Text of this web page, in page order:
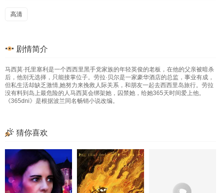
高清
剧情简介
马西莫·托里塞利是一个西西里黑手党家族的年轻英俊的老板，在他的父亲被暗杀
后，他别无选择，只能接掌位子。劳拉·贝尔是一家豪华酒店的总监，事业有成，
但私生活却缺乏激情,她努力来挽救人际关系，和朋友一起去西西里岛旅行。劳拉
没有料到岛上最危险的人马西莫会绑架她，囚禁她，给她365天时间爱上他。
《365dni》是根据波兰同名畅销小说改编。
猜你喜欢